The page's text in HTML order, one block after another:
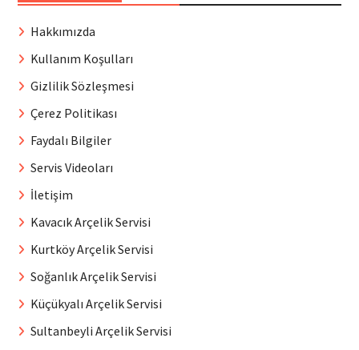
Hakkımızda
Kullanım Koşulları
Gizlilik Sözleşmesi
Çerez Politikası
Faydalı Bilgiler
Servis Videoları
İletişim
Kavacık Arçelik Servisi
Kurtköy Arçelik Servisi
Soğanlık Arçelik Servisi
Küçükyalı Arçelik Servisi
Sultanbeyli Arçelik Servisi